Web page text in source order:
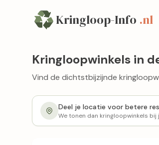
Kringloop-Info .nl
Kringloopwinkels in
Vind de dichtstbijzijnde
Deel je locatie voor betere
We tonen dan kringloopwinkels bij